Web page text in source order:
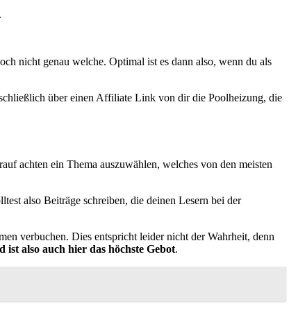
nicht genau welche. Optimal ist es dann also, wenn du als
über einen Affiliate Link von dir die Poolheizung, die
achten ein Thema auszuwählen, welches von den meisten
also Beiträge schreiben, die deinen Lesern bei der
verbuchen. Dies entspricht leider nicht der Wahrheit, denn
ist also auch hier das höchste Gebot.